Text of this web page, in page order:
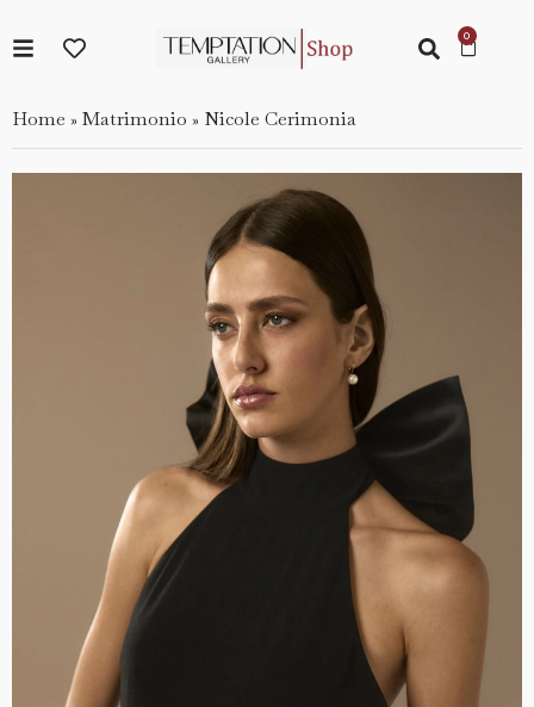
Home » Matrimonio » Nicole Cerimonia